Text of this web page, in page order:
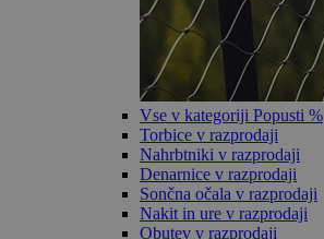
Vse v kategoriji Popusti %
Torbice v razprodaji
Nahrbtniki v razprodaji
Denarnice v razprodaji
Sončna očala v razprodaji
Nakit in ure v razprodaji
Obutev v razprodaji